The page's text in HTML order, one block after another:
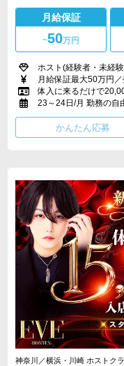
月給保証
~50万円
月給保証最大50万円
体入に来るだけで
23～24日/月 勤務の自
神奈川／横浜・川崎 ホストク